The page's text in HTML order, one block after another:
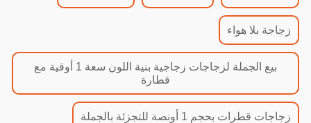
زجاجة بلا هواء
بيع الجملة لزجاجات زجاجية بنية اللون سعة 1 أوقية مع
قطارة
زجاجات قطرات بحجم 1 أونصة للتجزئة بالجملة